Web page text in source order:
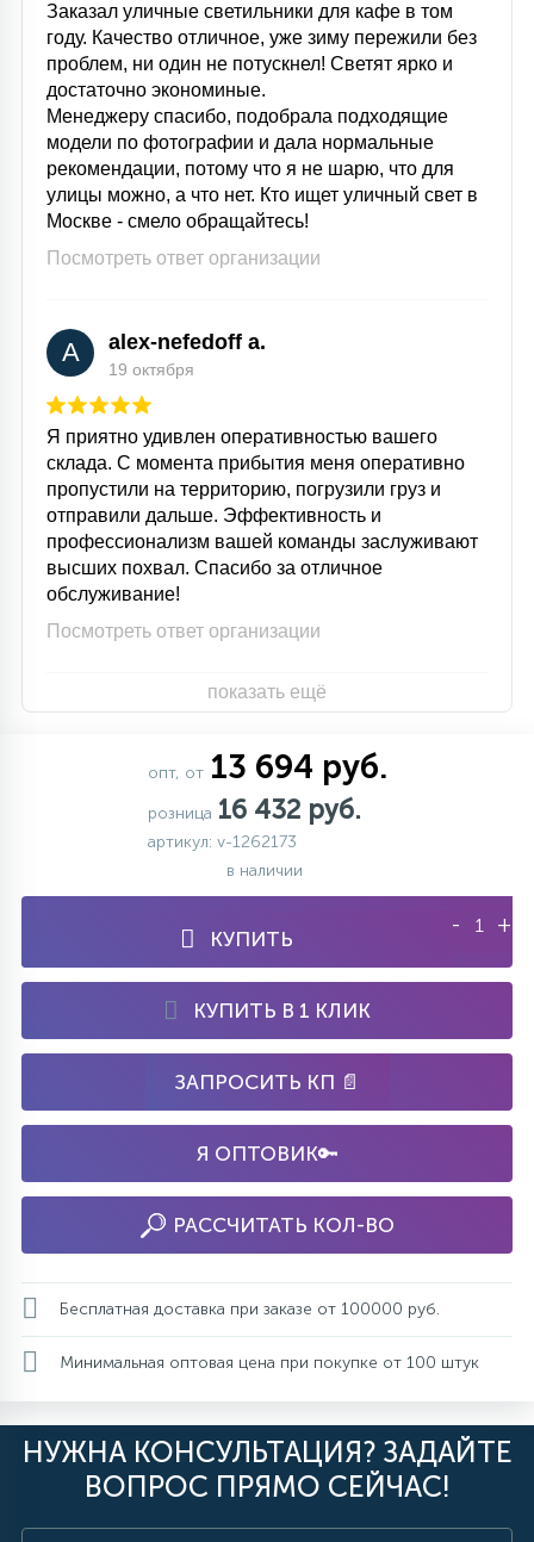
Заказал уличные светильники для кафе в том
году. Качество отличное, уже зиму пережили без
проблем, ни один не потускнел! Светят ярко и
достаточно экономиные.
Менеджеру спасибо, подобрала подходящие
модели по фотографии и дала нормальные
рекомендации, потому что я не шарю, что для
улицы можно, а что нет. Кто ищет уличный свет в
Москве - смело обращайтесь!
Посмотреть ответ организации
A alex-nefedoff a.
19 октября
Я приятно удивлен оперативностью вашего
склада. С момента прибытия меня оперативно
пропустили на территорию, погрузили груз и
отправили дальше. Эффективность и
профессионализм вашей команды заслуживают
высших похвал. Спасибо за отличное
обслуживание!
Посмотреть ответ организации
показать ещё
опт, от 13 694 руб.
розница 16 432 руб.
артикул: v-1262173
в наличии
КУПИТЬ
- +
КУПИТЬ В 1 КЛИК
ЗАПРОСИТЬ КП 📄
Я ОПТОВИК🔑
РАССЧИТАТЬ КОЛ-ВО
Бесплатная доставка при заказе от 100000 руб.
Минимальная оптовая цена при покупке от 100 штук
НУЖНА КОНСУЛЬТАЦИЯ? ЗАДАЙТЕ
ВОПРОС ПРЯМО СЕЙЧАС!